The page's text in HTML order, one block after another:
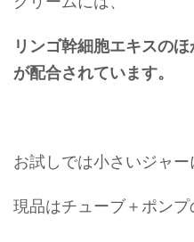
リンゴ幹細胞エキスの
が配合されています。
お試しでは小さいジャ
現品はチューブ＋ポンプ